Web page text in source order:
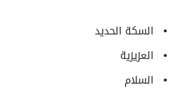
السكة الحديد
العزيزية
السلام